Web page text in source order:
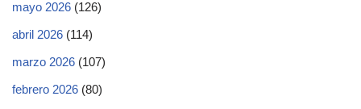
mayo 2026 (126)
abril 2026 (114)
marzo 2026 (107)
febrero 2026 (80)